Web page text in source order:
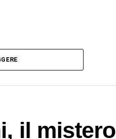
il mistero